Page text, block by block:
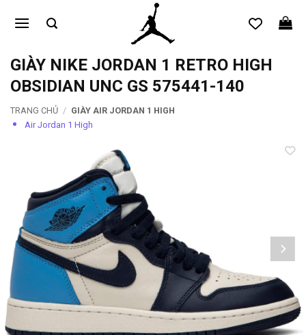
qua
dungGIÀY NIKE JORDAN 1 RETRO HIGH
OBSIDIAN UNC GS 575441-140
TRANG CHỦ / GIÀY AIR JORDAN 1 HIGH
Air Jordan 1 High